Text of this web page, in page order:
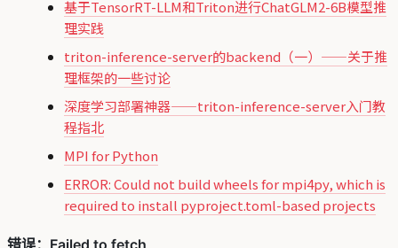
基于TensorRT-LLM和Triton进行ChatGLM2-6B模型推
理实践
triton-inference-server的backend（一）——关于推
理框架的一些讨论
深度学习部署神器——triton-inference-server入门教
程指北
MPI for Python
ERROR: Could not build wheels for mpi4py, which is
required to install pyproject.toml-based projects